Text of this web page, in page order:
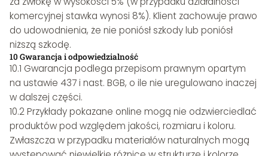
komercyjnej stawka wynosi 8%). Klient zachowuje prawo
do udowodnienia, że nie poniósł szkody lub poniósł
niższą szkodę.
10 Gwarancja i odpowiedzialność
10.1 Gwarancja podlega przepisom prawnym opartym
na ustawie 437 i nast. BGB, o ile nie uregulowano inaczej
w dalszej części.
10.2 Przykłady pokazane online mogą nie odzwierciedlać
produktów pod względem jakości, rozmiaru i koloru.
Zwłaszcza w przypadku materiałów naturalnych mogą